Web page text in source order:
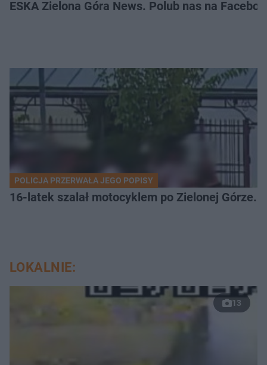
ESKA Zielona Góra News. Polub nas na
POLICJA PRZERWAŁA JEGO POPISY
16-latek szalał motocyklem po Zielonej Górze.
LOKALNIE:
13